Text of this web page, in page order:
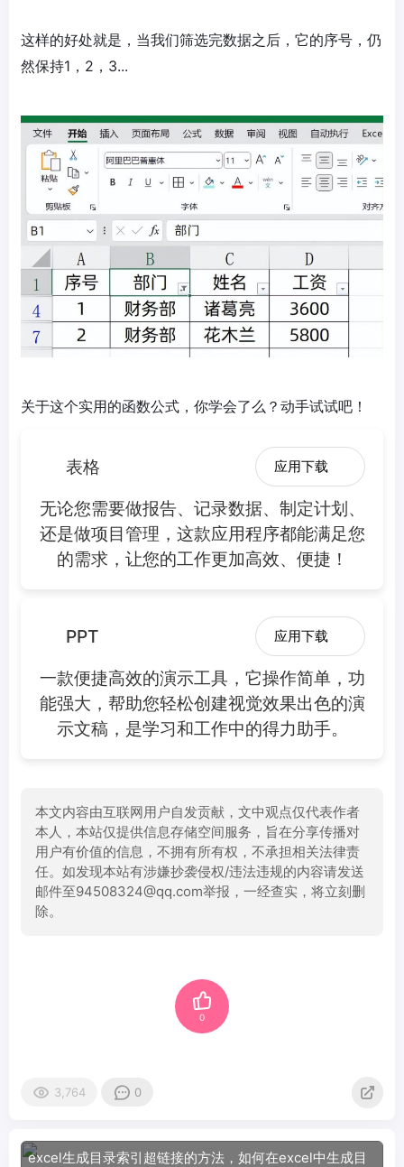
这样的好处就是，当我们筛选完数据之后，它的序号，仍
然保持1，2，3...
关于这个实用的函数公式，你学会了么？动手试试吧！
表格 应用下载
无论您需要做报告、记录数据、制定计划、
还是做项目管理，这款应用程序都能满足您
的需求，让您的工作更加高效、便捷！
PPT 应用下载
一款便捷高效的演示工具，它操作简单，功
能强大，帮助您轻松创建视觉效果出色的演
示文稿，是学习和工作中的得力助手。
本文内容由互联网用户自发贡献，文中观点仅代表作者
本人，本站仅提供信息存储空间服务，旨在分享传播对
用户有价值的信息，不拥有所有权，不承担相关法律责
任。如发现本站有涉嫌抄袭侵权/违法违规的内容请发送
邮件至94508324@qq.com举报，一经查实，将立刻删
除。
0
3,764 0
excel生成目录索引超链接的方法，如何在excel中生成目